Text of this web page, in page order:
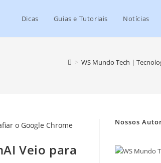
Dicas Guias e Tutoriais Notícias
> WS Mundo Tech |
Veio para
Nossos